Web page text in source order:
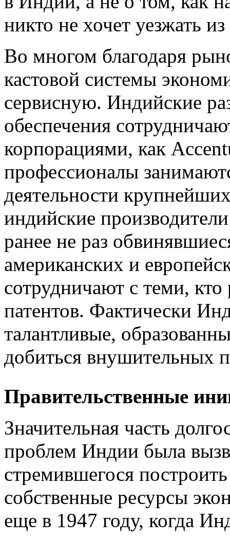
никто не хочет уезжать
Во многом благодаря
кастовой системы
сервисную. Индийские
обеспечения
корпорациями, как
профессионалы
деятельности
индийские
ранее не раз
американских и
сотрудничают с теми,
патентов. Фактически
талантливые,
добиться внушительных
Правительственные
Значительная часть
проблем Индии была
стремившегося
собственные ресурсы
еще в 1947 году, когда